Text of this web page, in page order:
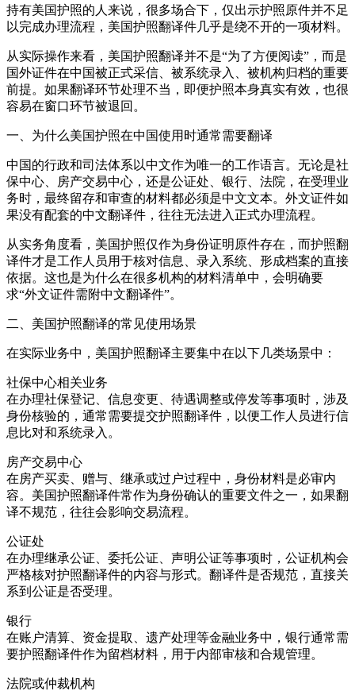
持有美国护照的人来说，很多场合下，仅出示护照原件并不足
以完成办理流程，美国护照翻译件几乎是绕不开的一项材料。
从实际操作来看，美国护照翻译并不是“为了方便阅读”，而是
国外证件在中国被正式采信、被系统录入、被机构归档的重要
前提。如果翻译环节处理不当，即便护照本身真实有效，也很
容易在窗口环节被退回。
一、为什么美国护照在中国使用时通常需要翻译
中国的行政和司法体系以中文作为唯一的工作语言。无论是社
保中心、房产交易中心，还是公证处、银行、法院，在受理业
务时，最终留存和审查的材料都必须是中文文本。外文证件如
果没有配套的中文翻译件，往往无法进入正式办理流程。
从实务角度看，美国护照仅作为身份证明原件存在，而护照翻
译件才是工作人员用于核对信息、录入系统、形成档案的直接
依据。这也是为什么在很多机构的材料清单中，会明确要
求“外文证件需附中文翻译件”。
二、美国护照翻译的常见使用场景
在实际业务中，美国护照翻译主要集中在以下几类场景中：
社保中心相关业务
在办理社保登记、信息变更、待遇调整或停发等事项时，涉及
身份核验的，通常需要提交护照翻译件，以便工作人员进行信
息比对和系统录入。
房产交易中心
在房产买卖、赠与、继承或过户过程中，身份材料是必审内
容。美国护照翻译件常作为身份确认的重要文件之一，如果翻
译不规范，往往会影响交易流程。
公证处
在办理继承公证、委托公证、声明公证等事项时，公证机构会
严格核对护照翻译件的内容与形式。翻译件是否规范，直接关
系到公证是否受理。
银行
在账户清算、资金提取、遗产处理等金融业务中，银行通常需
要护照翻译件作为留档材料，用于内部审核和合规管理。
法院或仲裁机构